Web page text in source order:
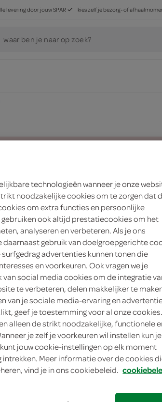
levering door jouw SPAR kies zelf je bezorg- of
waar ben je naar op zoek?
worst kip rund
.
15
Gram
winkelmand
op: aanbiedingen zijn niet zichtbaar bij
verwerkt in de winkelmand.
technologieën wanneer je onze
noodzakelijke cookies om te zorgen dat
om extra functies en persoonlijke
gebruiken ook altijd prestatiecookies om het
analyseren en verbeteren. Als je ons
gebruik van doelgroepgerichte
surfgedrag advertenties kunnen tonen die
en voorkeuren. Ook vragen we je
social media cookies om de integratie
te verbeteren, delen makkelijker te
van je sociale media-ervaring en
geef je toestemming voor al onze
alleen de strikt noodzakelijke, functionele
je zelf je voorkeuren wil instellen kun je
kunt jouw cookie-instellingen op elk moment
Meer informatie over de cookies
vind je in ons cookiebeleid.